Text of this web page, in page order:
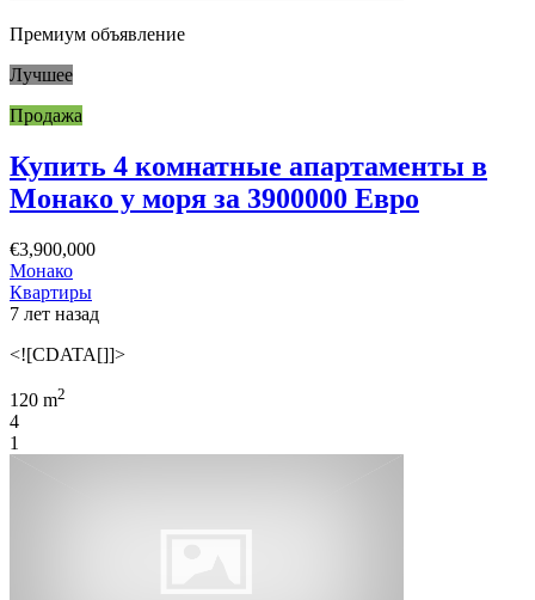
Премиум объявление
Лучшее
Продажа
Купить 4 комнатные апартаменты в
Монако у моря за 3900000 Евро
€3,900,000
Монако
Квартиры
7 лет назад
<![CDATA[]]>
120 m2
4
1